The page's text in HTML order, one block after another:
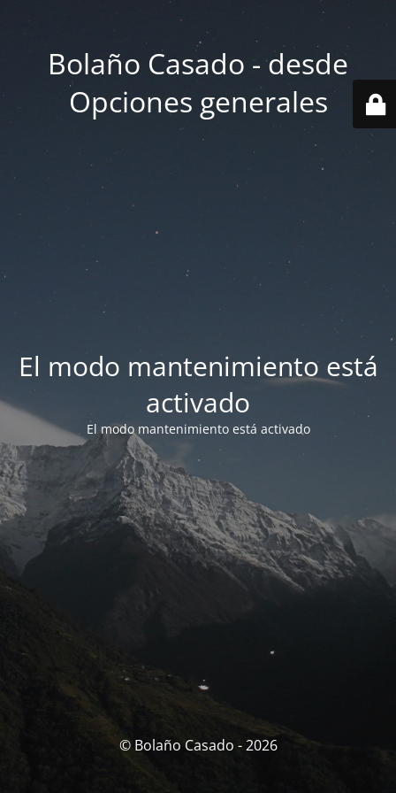
Bolaño Casado - desde
Opciones generales
El modo mantenimiento está
activado
El modo mantenimiento está activado
© Bolaño Casado - 2026